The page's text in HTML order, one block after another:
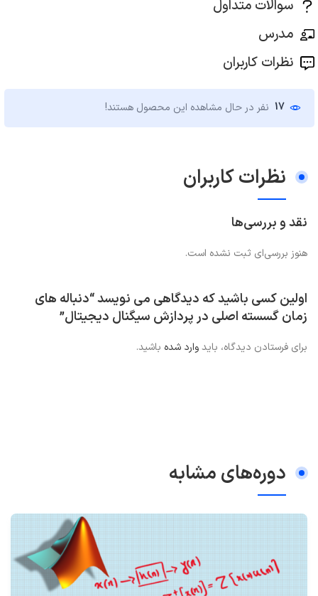
سوالات متداول
مدرس
نظرات کاربران
17 نفر در حال مشاهده این محصول هستند!
نظرات کاربران
نقد و بررسی‌ها
هنوز بررسی‌ای ثبت نشده است.
اولین کسی باشید که دیدگاهی می نویسد “دنباله های
زمان گسسته اصلی در پردازش سیگنال دیجیتال”
برای فرستادن دیدگاه، بایدوارد شده باشید.
دوره‌های مشابه